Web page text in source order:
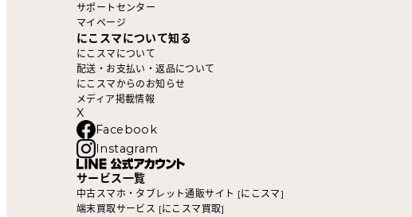
サポートセンター
マイページ
にこスマについて知る
にこスマについて
配送・お支払い・返品について
にこスマからのお知らせ
メディア掲載情報
X
Facebook
Instagram
サービス一覧
中古スマホ・タブレット通販サイト [にこスマ]
端末買取サービス [にこスマ買取]